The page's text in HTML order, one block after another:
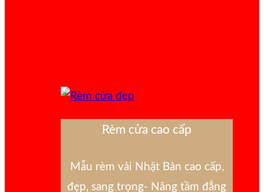
Rèm cửa cao cấp
Mẫu rèm vải Nhật Bản cao cấp,
đẹp, sang trọng- Nâng tầm đẳng